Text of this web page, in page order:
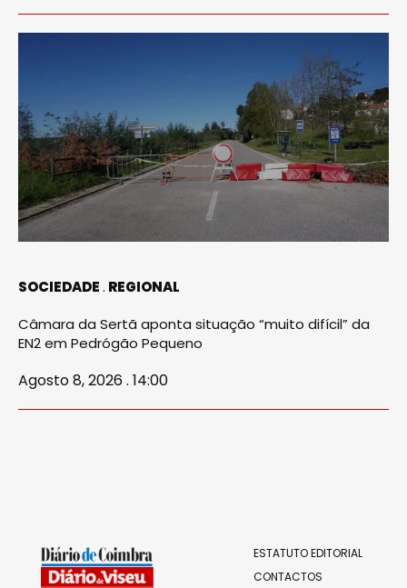
SOCIEDADE REGIONAL
Câmara da Sertã aponta situação “muito difícil” da
EN2 em Pedrógão Pequeno
Agosto 8, 2026 . 14:00
ESTATUTO EDITORIAL
CONTACTOS